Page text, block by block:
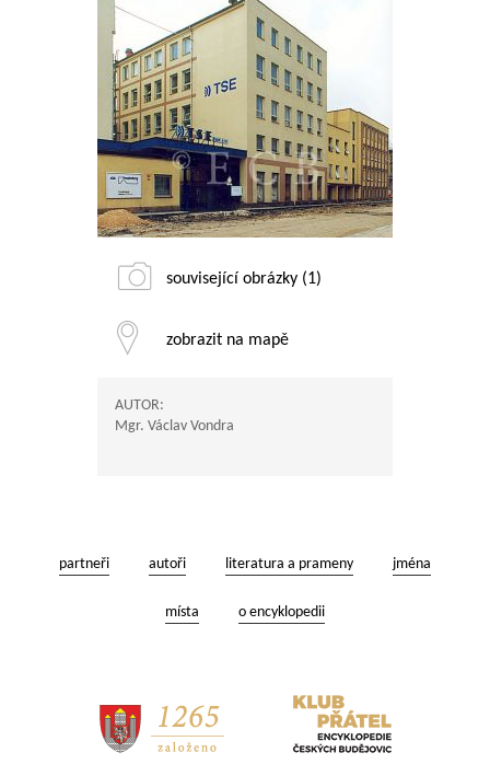
související obrázky (1)
zobrazit na mapě
AUTOR:
Mgr. Václav Vondra
partneři autoři literatura a prameny jména
místa o encyklopedii